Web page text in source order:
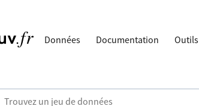
Données Documentation Outils